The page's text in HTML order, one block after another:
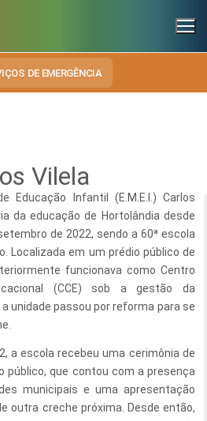
DE EMERGÊNCIA
de Pessoal
Trabalho, Turismo e Inovação
Vilela
Educação Infantil (E.M.E.I.) Carlos
da educação de Hortolândia desde
de 2022, sendo a 60ª escola
Localizada em um prédio público de
funcionava como Centro
(CCE) sob a gestão da
unidade passou por reforma para se
a escola recebeu uma cerimônia de
público, que contou com a presença
municipais e uma apresentação
outra creche próxima. Desde então,